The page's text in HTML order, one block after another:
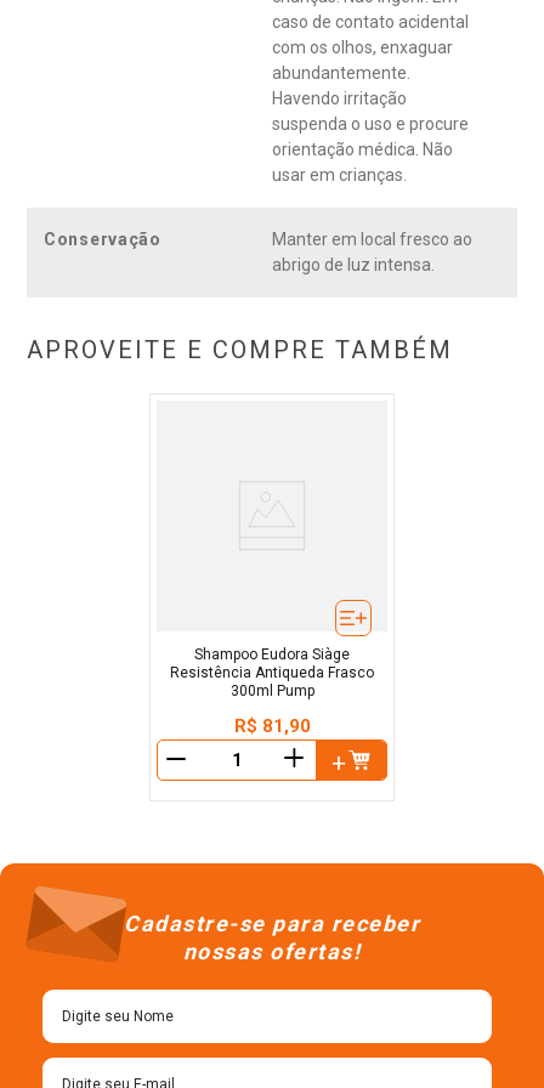
intensa de refrescância e remoção da oleosidade. * Livre de
escamas visíveis com o uso regular.
caso de contato acidental
com os olhos, enxaguar
abundantemente.
Havendo irritação
suspenda o uso e procure
orientação médica. Não
usar em crianças.
Conservação
Manter em local fresco ao
abrigo de luz intensa.
APROVEITE E COMPRE TAMBÉM
Shampoo Eudora Siàge
Resistência Antiqueda Frasco
300ml Pump
R$ 81,90
＋
Cadastre-se para receber
nossas ofertas!